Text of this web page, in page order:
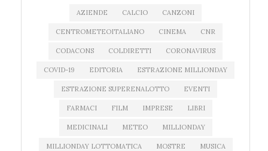
AZIENDE CALCIO CANZONI
CENTROMETEOITALIANO CINEMA CNR
CODACONS COLDIRETTI CORONAVIRUS
COVID-19 EDITORIA ESTRAZIONE MILLIONDAY
ESTRAZIONE SUPERENALOTTO EVENTI
FARMACI FILM IMPRESE LIBRI
MEDICINALI METEO MILLIONDAY
MILLIONDAY LOTTOMATICA MOSTRE MUSICA